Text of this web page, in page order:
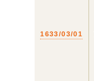
1633/03/01